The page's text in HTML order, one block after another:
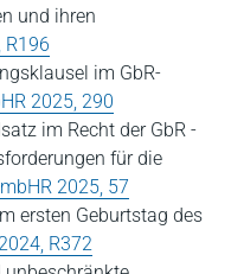
und ihren
R196
im GbR-
2025, 290
im Recht der GbR -
für die
2025, 57
ersten Geburtstag des
R372